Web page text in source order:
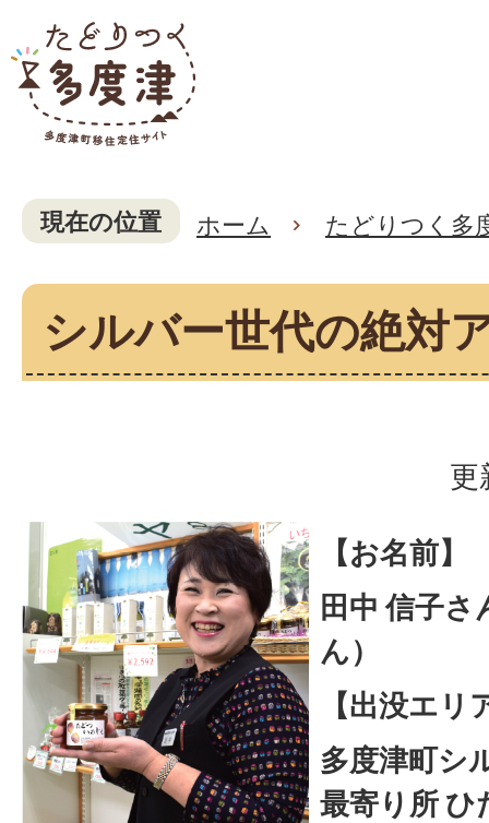
現在の位置 ホーム たどりつく多
シルバー世代の絶対
更
【お名前】
田中 信子
ん）
【出没エリ
多度津町シ
最寄り所 ひ